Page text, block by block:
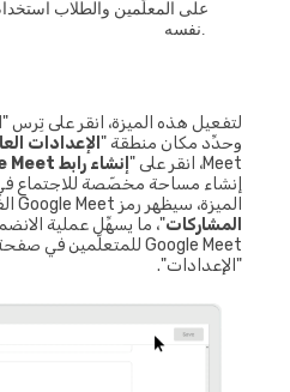
على المعلِّمين والطلاب استخدام
لتفعيل هذه الميزة، انقر على تِرس
وحدِّد مكان منطقة "الإعدادات العامة
Meet، انقر على "
إنشاء رابط Google Meet
إنشاء مساحة مخصّصة للاجتماع في
الميزة، سيظهر رمز Google Meet الفريد في صفحة "
المشاركات"، ما يسهِّل عملية الانضمام.
Google Meet للمتعلّمين في صفحة "
"الإعدادات".